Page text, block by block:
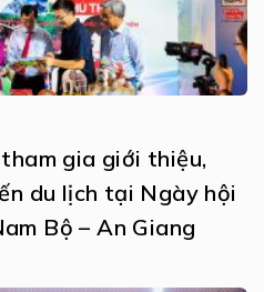
gia giới thiệu,
tại Ngày hội
Bộ – An Giang